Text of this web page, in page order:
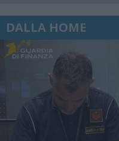
DALLA HOME